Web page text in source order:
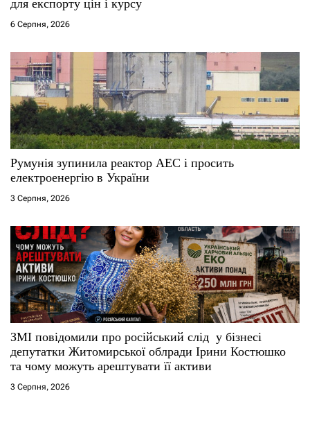
для експорту цін і курсу
6 Серпня, 2026
Румунія зупинила реактор АЕС і просить
електроенергію в України
3 Серпня, 2026
ЗМІ повідомили про російський слід у бізнесі
депутатки Житомирської облради Ірини Костюшко
та чому можуть арештувати її активи
3 Серпня, 2026